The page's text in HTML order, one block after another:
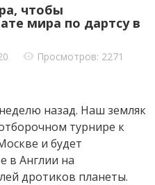
чтобы
мира по дартсу в
Просмотров: 2271
назад. Наш земляк
турнире к
и будет
в Англии на
дротиков планеты.